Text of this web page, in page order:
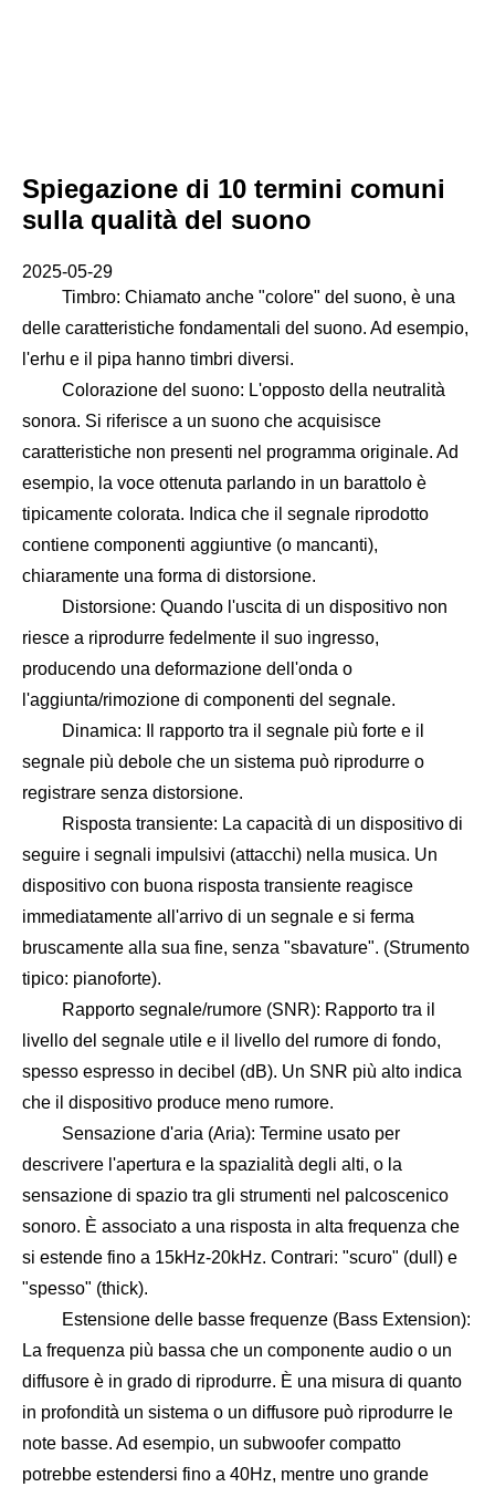
Spiegazione di 10 termini comuni
sulla qualità del suono
2025-05-29
Timbro: Chiamato anche "colore" del suono, è una
delle caratteristiche fondamentali del suono. Ad esempio,
l'erhu e il pipa hanno timbri diversi.
Colorazione del suono: L'opposto della neutralità
sonora. Si riferisce a un suono che acquisisce
caratteristiche non presenti nel programma originale. Ad
esempio, la voce ottenuta parlando in un barattolo è
tipicamente colorata. Indica che il segnale riprodotto
contiene componenti aggiuntive (o mancanti),
chiaramente una forma di distorsione.
Distorsione: Quando l'uscita di un dispositivo non
riesce a riprodurre fedelmente il suo ingresso,
producendo una deformazione dell'onda o
l'aggiunta/rimozione di componenti del segnale.
Dinamica: Il rapporto tra il segnale più forte e il
segnale più debole che un sistema può riprodurre o
registrare senza distorsione.
Risposta transiente: La capacità di un dispositivo di
seguire i segnali impulsivi (attacchi) nella musica. Un
dispositivo con buona risposta transiente reagisce
immediatamente all'arrivo di un segnale e si ferma
bruscamente alla sua fine, senza "sbavature". (Strumento
tipico: pianoforte).
Rapporto segnale/rumore (SNR): Rapporto tra il
livello del segnale utile e il livello del rumore di fondo,
spesso espresso in decibel (dB). Un SNR più alto indica
che il dispositivo produce meno rumore.
Sensazione d'aria (Aria): Termine usato per
descrivere l'apertura e la spazialità degli alti, o la
sensazione di spazio tra gli strumenti nel palcoscenico
sonoro. È associato a una risposta in alta frequenza che
si estende fino a 15kHz-20kHz. Contrari: "scuro" (dull) e
"spesso" (thick).
Estensione delle basse frequenze (Bass Extension):
La frequenza più bassa che un componente audio o un
diffusore è in grado di riprodurre. È una misura di quanto
in profondità un sistema o un diffusore può riprodurre le
note basse. Ad esempio, un subwoofer compatto
potrebbe estendersi fino a 40Hz, mentre uno grande